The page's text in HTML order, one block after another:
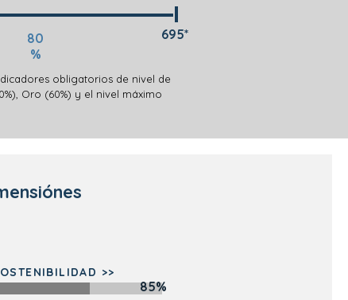
80
%
695*
obligatorios de nivel de
Oro (60%) y el nivel máximo
>>
85%